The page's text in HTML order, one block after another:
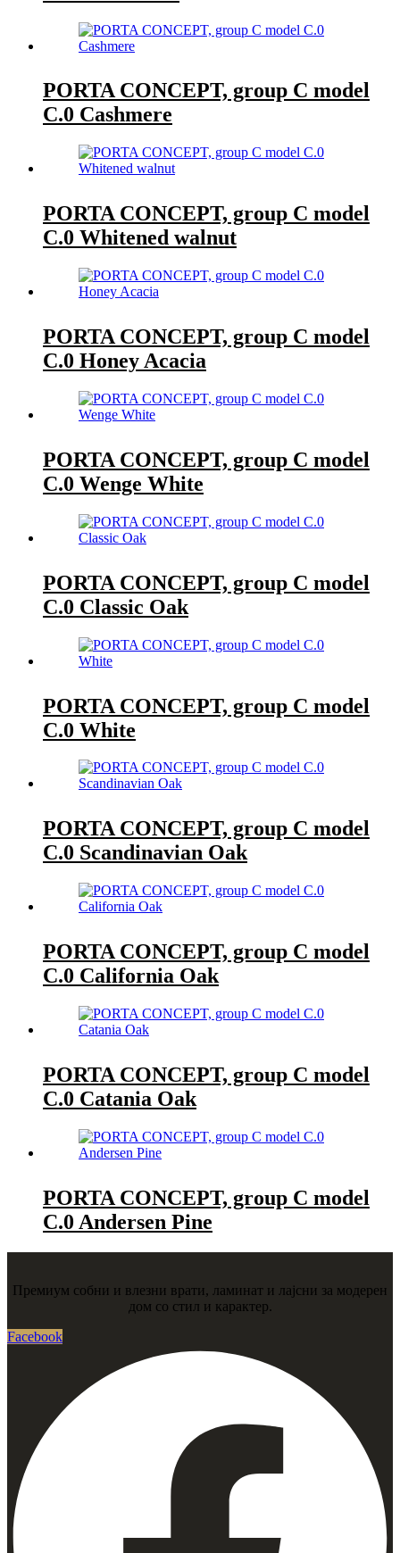
PORTA CONCEPT, group C model
C.0 Cashmere
PORTA CONCEPT, group C model
C.0 Whitened walnut
PORTA CONCEPT, group C model
C.0 Honey Acacia
PORTA CONCEPT, group C model
C.0 Wenge White
PORTA CONCEPT, group C model
C.0 Classic Oak
PORTA CONCEPT, group C model
C.0 White
PORTA CONCEPT, group C model
C.0 Scandinavian Oak
PORTA CONCEPT, group C model
C.0 California Oak
PORTA CONCEPT, group C model
C.0 Catania Oak
PORTA CONCEPT, group C model
C.0 Andersen Pine
Премиум собни и влезни врати, ламинат и лајсни за модерен
дом со стил и карактер.
Facebook